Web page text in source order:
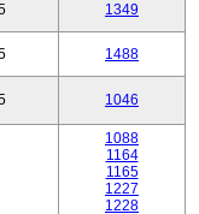
1349
1488
1046
1088
1164
1165
1227
1228